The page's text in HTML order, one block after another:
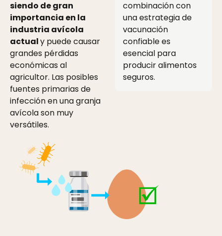
siendo de gran
importancia en la
industria avícola
actualy puede causar
grandes pérdidas
económicas al
agricultor. Las posibles
fuentes primarias de
infección en una granja
avícola son muy
versátiles.
combinación con
una estrategia de
vacunación
confiable es
esencial para
producir alimentos
seguros.